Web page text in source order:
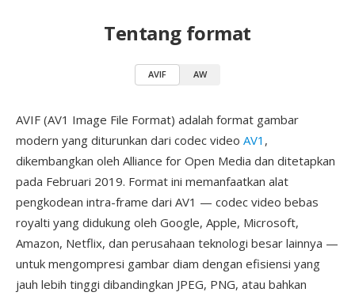
Tentang format
AVIF AW
AVIF (AV1 Image File Format) adalah format gambar
modern yang diturunkan dari codec video AV1 ,
dikembangkan oleh Alliance for Open Media dan ditetapkan
pada Februari 2019. Format ini memanfaatkan alat
pengkodean intra-frame dari AV1 — codec video bebas
royalti yang didukung oleh Google, Apple, Microsoft,
Amazon, Netflix, dan perusahaan teknologi besar lainnya —
untuk mengompresi gambar diam dengan efisiensi yang
jauh lebih tinggi dibandingkan JPEG, PNG, atau bahkan